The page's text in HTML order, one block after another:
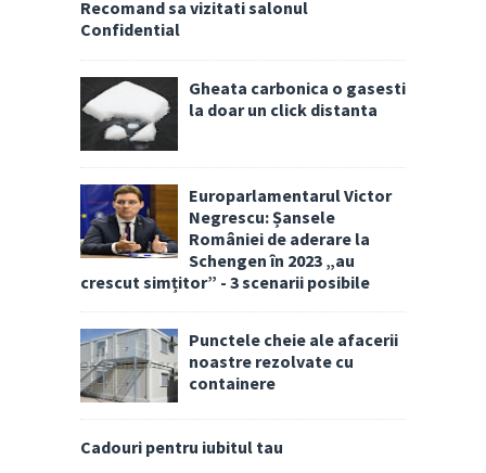
Recomand sa vizitati salonul
Confidential
Gheata carbonica o gasesti
la doar un click distanta
Europarlamentarul Victor
Negrescu: Șansele
României de aderare la
Schengen în 2023 „au
crescut simțitor” - 3 scenarii posibile
Punctele cheie ale afacerii
noastre rezolvate cu
containere
Cadouri pentru iubitul tau